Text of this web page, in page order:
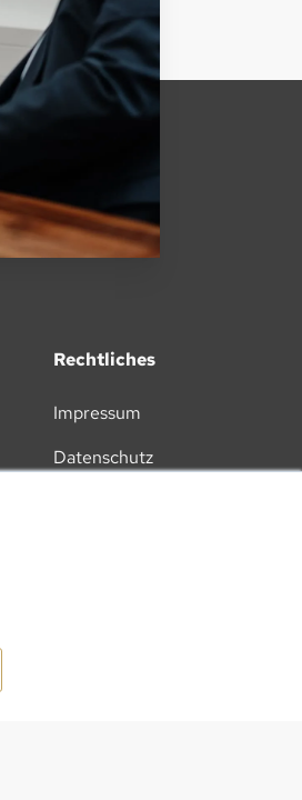
Rechtliches
Impressum
Datenschutz